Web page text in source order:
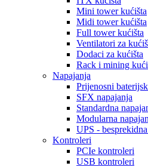
Mini tower kućišta
Midi tower kućišta
Full tower kućišta
Ventilatori za
Dodaci za kućišta
Rack i mining
Napajanja
Prijenosni
SFX napajanja
Standardna
Modularna
UPS -
Kontroleri
PCIe kontroleri
USB kontroleri